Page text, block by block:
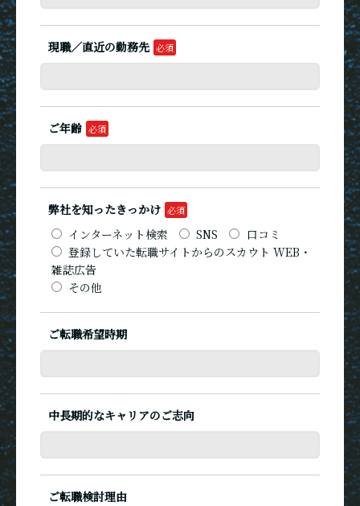
現職／直近の勤務先
ご年齢
弊社を知ったきっかけ
インターネット検索
SNS
口コミ
登録していた転職サイトからのスカウト WEB・
雑誌広告
その他
ご転職希望時期
中長期的なキャリアのご志向
ご転職検討理由